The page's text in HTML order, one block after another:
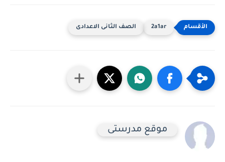
2a1ar الصف الثانى الاعدادى
موقع مدرستى